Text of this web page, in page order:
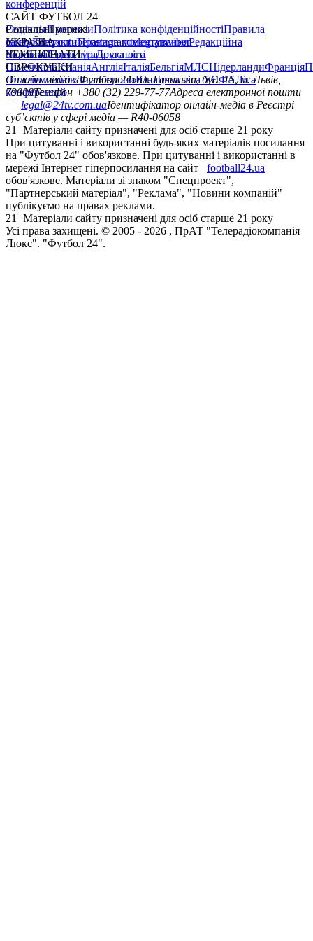
конференцій
САЙТ ФУТБОЛ 24
РедакціяПрогнозиПолітика конфіденційностіПравила
сайтуКонтактиПравила коментуванняРедакційна
політикаСтруктура власності
Соціальні мережі
facebookxyoutubeinstagramtelegramviber
УКРАЇНА
УкраїнаПерша лігаДруга ліга
ЧЕМПІОНАТИ
НімеччинаІспаніяАнгліяІталіяБельгіяМЛСНідерландиФранція
ЄВРОКУБКИ
Ліга чемпіонівЛіга ЄвропиЮнацька ліга УЄФАЛіга
конференцій
Онлайн-медіа «Футбол 24»пл. Галицька, буд. 15, м. Львів,
79008Телефон +380 (32) 229-77-77Адреса електронної пошти
— legal@24tv.com.uaІдентифікатор онлайн-медіа в Реєстрі
суб’єктів у сфері медіа — R40-06058
21+Матеріали сайту призначені для осіб старше 21 року
При цитуванні і використанні будь-яких матеріалів посилання
на "Футбол 24" обов'язкове. При цитуванні і використанні в
мережі Інтернет гіперпосилання на сайт
football24.ua
обов'язкове. Матеріали зі знаком "Спецпроект",
"Партнерський матеріал", "Реклама", "Новини компаній"
публікуємо на правах реклами.
21+Матеріали сайту призначені для осіб старше 21 року
Усi права захищенi. © 2005 - 2026 , ПрАТ "Телерадіокомпанія
Люкс". "Футбол 24".